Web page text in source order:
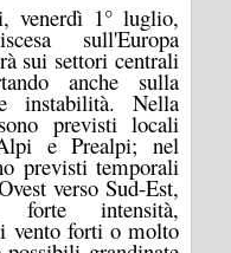
venerdì 1° luglio,
sull'Europa
sui settori centrali
anche sulla
instabilità. Nella
previsti locali
e Prealpi; nel
previsti temporali
verso Sud-Est,
forte intensità,
vento forti o molto